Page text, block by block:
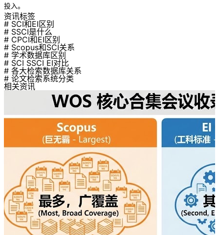
投入。
资讯标签
# SCI和EI区别
# SSCI是什么
# CPCI和EI区别
# Scopus和SCI关系
# 学术数据库区别
# SCI SSCI EI对比
# 各大检索数据库关系
# 论文检索系统分类
相关资讯